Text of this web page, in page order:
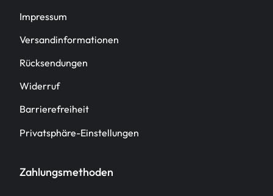
Impressum
Versandinformationen
Rücksendungen
Widerruf
Barrierefreiheit
Privatsphäre-Einstellungen
Zahlungsmethoden